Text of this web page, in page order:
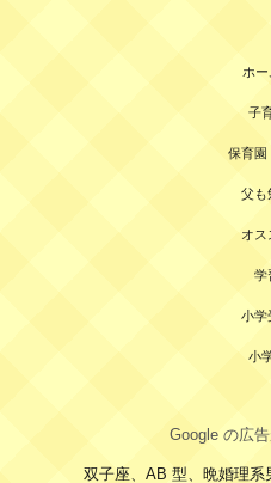
ホー
子
保育園
父も
オス
学
小学
小
Google の広
双子座、AB 型、晩婚理系